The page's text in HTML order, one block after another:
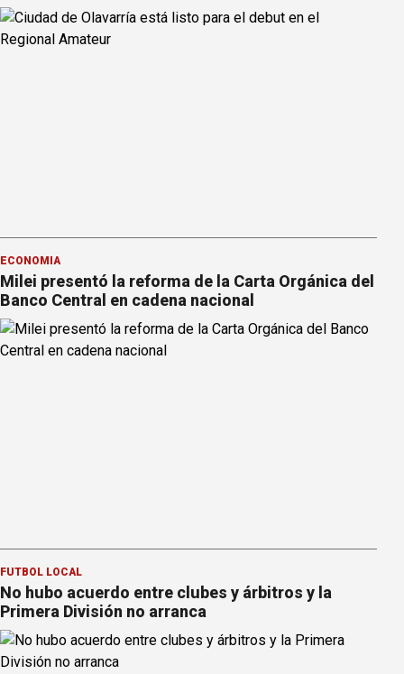
ECONOMÍA
Milei presentó la reforma de la Carta Orgánica del
Banco Central en cadena nacional
FÚTBOL LOCAL
No hubo acuerdo entre clubes y árbitros y la
Primera División no arranca